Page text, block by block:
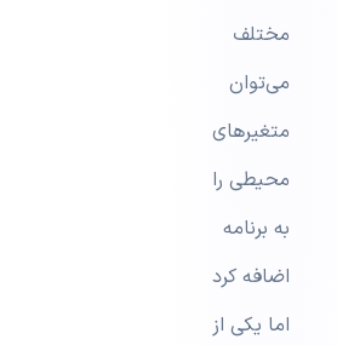
مختلف
می‌توان
متغیرهای
محیطی را
به برنامه
اضافه کرد
اما یکی از